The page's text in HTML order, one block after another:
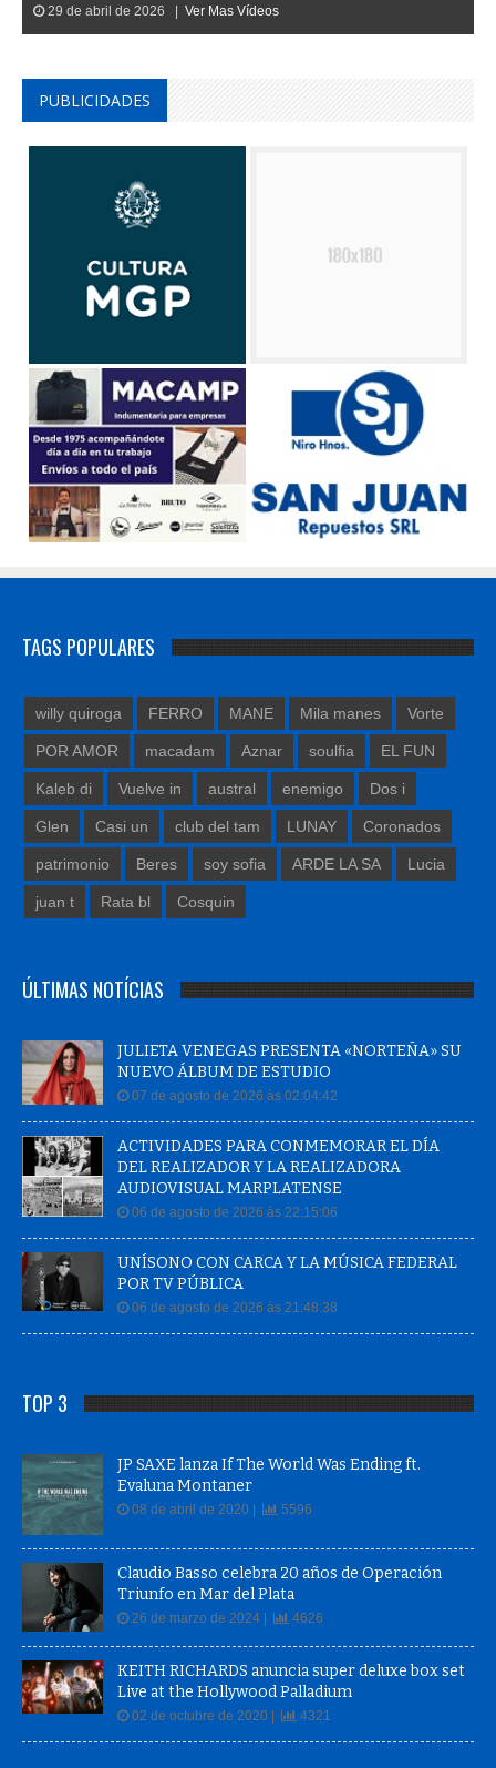
29 de abril de 2026 | Ver Mas Vídeos
PUBLICIDADES
TAGS POPULARES
willy quiroga FERRO MANE Mila manes Vorte
POR AMOR macadam Aznar soulfia EL FUN
Kaleb di Vuelve in austral enemigo Dos i
Glen Casi un club del tam LUNAY Coronados
patrimonio Beres soy sofia ARDE LA SA Lucia
juan t Rata bl Cosquin
ÚLTIMAS NOTÍCIAS
JULIETA VENEGAS PRESENTA «NORTEÑA» SU
NUEVO ÁLBUM DE ESTUDIO
07 de agosto de 2026 às 02:04:42
ACTIVIDADES PARA CONMEMORAR EL DÍA
DEL REALIZADOR Y LA REALIZADORA
AUDIOVISUAL MARPLATENSE
06 de agosto de 2026 às 22:15:06
UNÍSONO CON CARCA Y LA MÚSICA FEDERAL
POR TV PÚBLICA
06 de agosto de 2026 às 21:48:38
TOP 3
JP SAXE lanza If The World Was Ending ft.
Evaluna Montaner
08 de abril de 2020 | 5596
Claudio Basso celebra 20 años de Operación
Triunfo en Mar del Plata
26 de marzo de 2024 | 4626
KEITH RICHARDS anuncia super deluxe box set
Live at the Hollywood Palladium
02 de octubre de 2020 | 4321